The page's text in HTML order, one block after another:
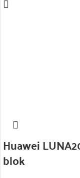
Huawei
blok